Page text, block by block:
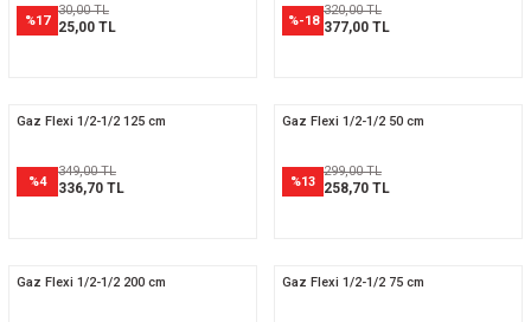
%17
30,00 TL
25,00 TL %-18
320,00 TL
377,00 TL
Gaz Flexi 1/2-1/2 125 cm
%4
349,00 TL
336,70 TL
Gaz Flexi 1/2-1/2 50 cm
%13
299,00 TL
258,70 TL
Gaz Flexi 1/2-1/2 200 cm Gaz Flexi 1/2-1/2 75 cm